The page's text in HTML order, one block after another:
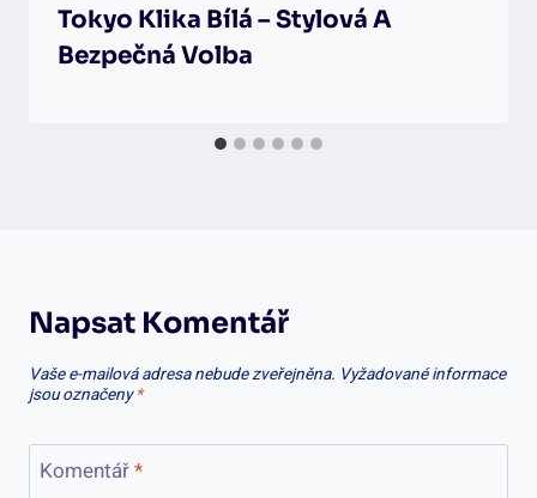
Tokyo Klika Bílá – Stylová A
Bezpečná Volba
Napsat Komentář
Vaše e-mailová adresa nebude zveřejněna. Vyžadované informace
jsou označeny*
Komentář*